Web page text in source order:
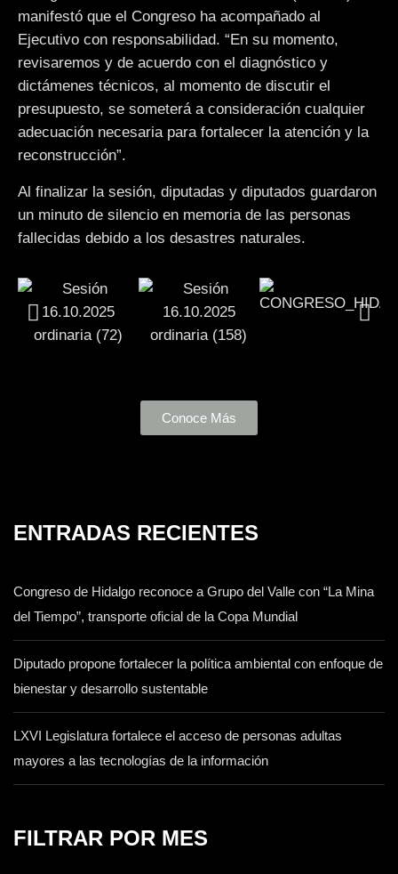
manifestó que el Congreso ha acompañado al
Ejecutivo con responsabilidad. “En su momento,
revisaremos y de acuerdo con el diagnóstico y
dictámenes técnicos, al momento de discutir el
presupuesto, se someterá a consideración cualquier
adecuación necesaria para fortalecer la atención y la
reconstrucción”.
Al finalizar la sesión, diputadas y diputados guardaron
un minuto de silencio en memoria de las personas
fallecidas debido a los desastres naturales.
Conoce Más
ENTRADAS RECIENTES
Congreso de Hidalgo reconoce a Grupo del Valle con “La Mina
del Tiempo”, transporte oficial de la Copa Mundial
Diputado propone fortalecer la política ambiental con enfoque de
bienestar y desarrollo sustentable
LXVI Legislatura fortalece el acceso de personas adultas
mayores a las tecnologías de la información
FILTRAR POR MES